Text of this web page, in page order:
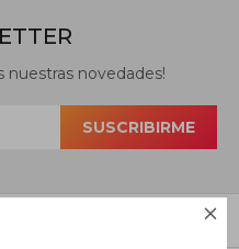

nuestras novedades!
SUSCRIBIRME